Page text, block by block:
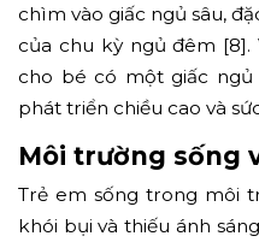
chìm vào giấc ngủ sâu,
của chu kỳ ngủ đêm [8].
cho bé có một giấc
phát triển chiều cao và
Môi trường sống
Trẻ em sống trong môi
khói bụi và thiếu ánh